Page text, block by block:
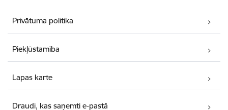
Privātuma politika
Piekļūstamība
Lapas karte
Draudi, kas saņemti e-pastā